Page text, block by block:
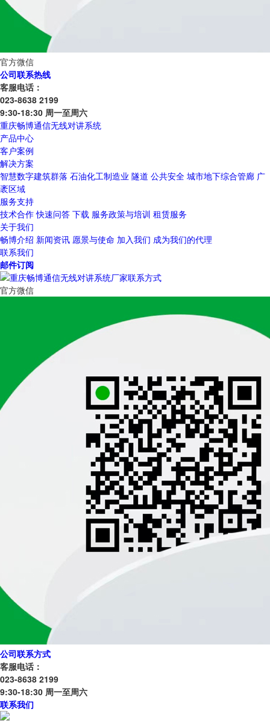
官方微信
公司联系热线
客服电话：
023-8638 2199
9:30-18:30 周一至周六
重庆畅博通信无线对讲系统
产品中心
客户案例
解决方案
智慧数字建筑群落 石油化工制造业 隧道 公共安全 城市地下综合管廊 广
袤区域
服务支持
技术合作 快速问答 下载 服务政策与培训 租赁服务
关于我们
畅博介绍 新闻资讯 愿景与使命 加入我们 成为我们的代理
联系我们
邮件订阅
官方微信
公司联系方式
客服电话：
023-8638 2199
9:30-18:30 周一至周六
联系我们